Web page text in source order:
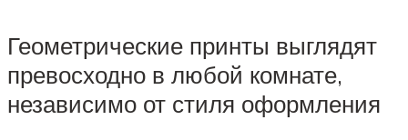
Геометрические принты выглядят
превосходно в любой комнате,
независимо от стиля оформления